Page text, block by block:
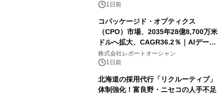
1日前
コパッケージド・オプティクス
（CPO）市場、2035年28億8,700万米
ドルへ拡大、CAGR36.2％｜AIデータ
センター・高速光通信需要が成長を加
速
株式会社レポートオーシャン
1日前
北海道の採用代行「リクルーティブ」
体制強化！富良野・ニセコの人手不足